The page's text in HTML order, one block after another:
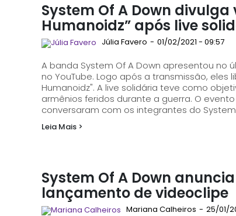
System Of A Down
Humanoidz” após live
Júlia Favero - 01/02/2021 - 09:57
A banda System Of A Down apresentou
no YouTube. Logo após a transmissão,
Humanoidz". A live solidária teve como objetivo arrecadar fundos para ajudar soldados
armênios feridos durante a guerra. O
conversaram com os integrantes do System
Leia Mais >
System Of A Down
lançamento de videoclipe
Mariana Calheiros - 25/01/